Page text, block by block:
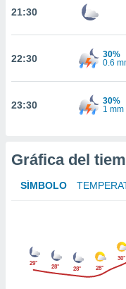
sean
el sitio
para
ni para
aunque
no
Puedes
abono
21:30
22:30
30%
0.6
23:30
30%
1 mm
Gráfica del
SÍMBOLO
29°
28° 28° 28°
30°